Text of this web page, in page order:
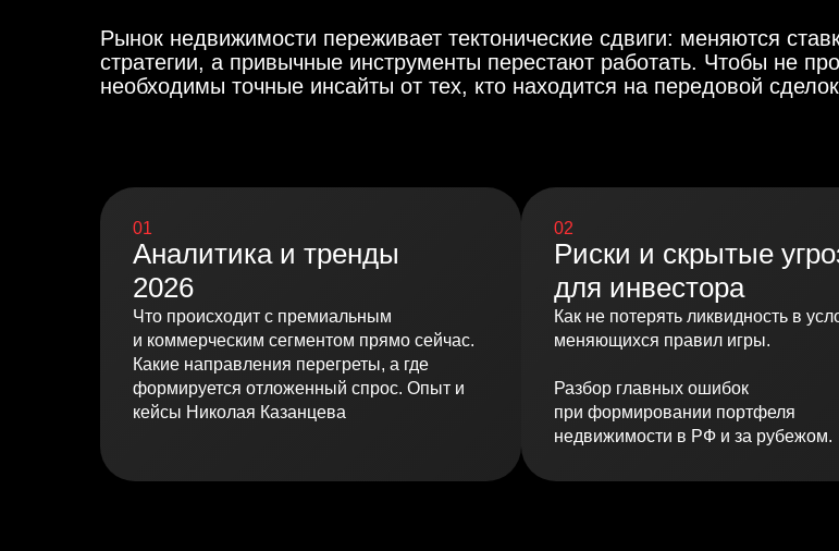
Рынок недвижимости переживает тектонические сдвиги: меняются
стратегии, а привычные инструменты перестают работать. Чтобы не
необходимы точные инсайты от тех, кто находится на передовой
01
Аналитика и тренды
2026
Что происходит с премиальным
и коммерческим сегментом прямо сейчас.
Какие направления перегреты, а где
формируется отложенный спрос. Опыт и
кейсы Николая Казанцева
02
Риски и скрытые
для инвестора
Как не потерять ликвидность в
меняющихся правил игры.
Разбор главных ошибок
при формировании портфеля
недвижимости в РФ и за рубежом.